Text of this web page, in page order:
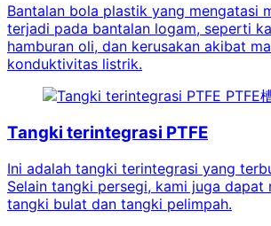
Bantalan bola plastik yang mengatasi
terjadi pada bantalan logam, seperti
hamburan oli, dan kerusakan akibat
konduktivitas listrik.
PTFE
Tangki terintegrasi PTFE
Ini adalah tangki terintegrasi yang
Selain tangki persegi, kami juga dapat
tangki bulat dan tangki pelimpah.